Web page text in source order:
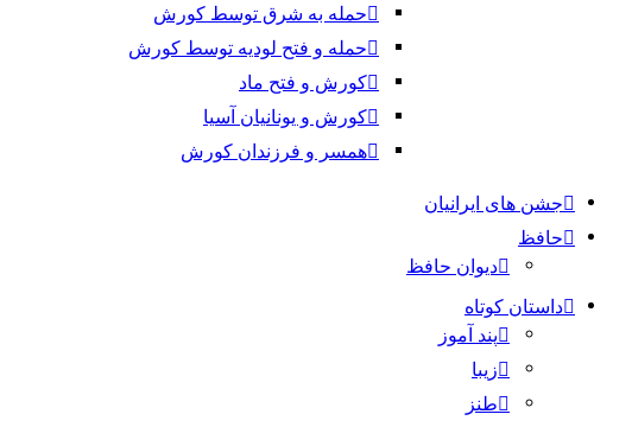
حمله به شرق توسط کورش
حمله و فتح لودیه توسط کورش
کورش و فتح ماد
کورش و یونانیان آسیا
همسر و فرزندان کورش
جشن های ایرانیان
حافظ
دیوان حافظ
داستان کوتاه
پند آموز
زیبا
طنز